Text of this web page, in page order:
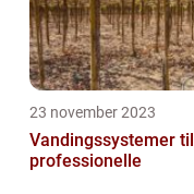
23 november 2023
Vandingssystemer til
professionelle